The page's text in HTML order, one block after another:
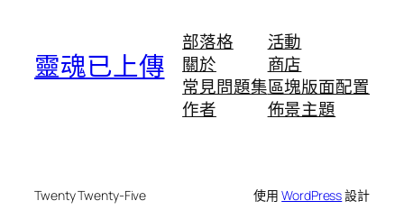
靈魂已上傳
部落格
關於
常見問題集
作者
活動
商店
區塊版面配置
佈景主題
Twenty Twenty-Five 使用WordPress設計